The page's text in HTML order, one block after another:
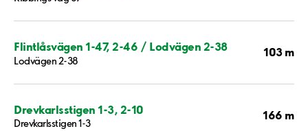
Flintlåsvägen 1-47, 2-46 / Lodvägen 2-38
Lodvägen 2-38
103 m
Drevkarlsstigen 1-3, 2-10
Drevkarlsstigen 1-3
166 m